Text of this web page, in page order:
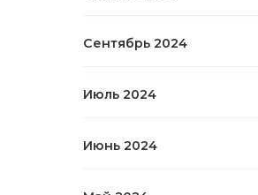
Сентябрь 2024
Июль 2024
Июнь 2024